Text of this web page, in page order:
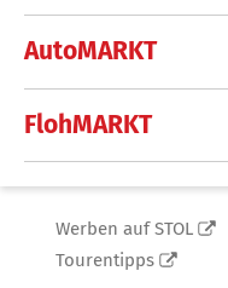
AutoMARKT
FlohMARKT
Werben auf STOL
Tourentipps